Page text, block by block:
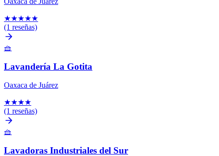
★★★★★
(1 reseñas)
🧺
Lavandería La Gotita
Oaxaca de Juárez
★★★★
(1 reseñas)
🧺
Lavadoras Industriales del Sur